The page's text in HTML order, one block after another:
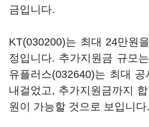
금입니다.
KT(030200)는 최대 24만원
정입니다. 추가지원금 규모
유플러스(032640)는 최대 공
내걸었고, 추가지원금까지
원이 가능할 것으로 보입니다.